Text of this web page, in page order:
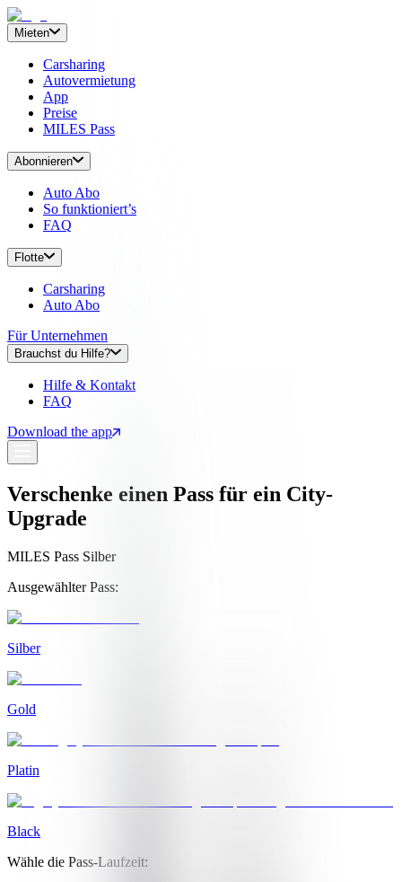
Mieten
Carsharing
Autovermietung
App
Preise
MILES Pass
Abonnieren
Auto Abo
So funktioniert’s
FAQ
Flotte
Carsharing
Auto Abo
Für Unternehmen
Brauchst du Hilfe?
Hilfe & Kontakt
FAQ
Download the app
Verschenke einen Pass für ein City-
Upgrade
MILES Pass Silber
Ausgewählter Pass:
Silber
Gold
Platin
Black
Wähle die Pass-Laufzeit: